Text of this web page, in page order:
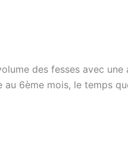
des fesses avec
6ème mois, le temps